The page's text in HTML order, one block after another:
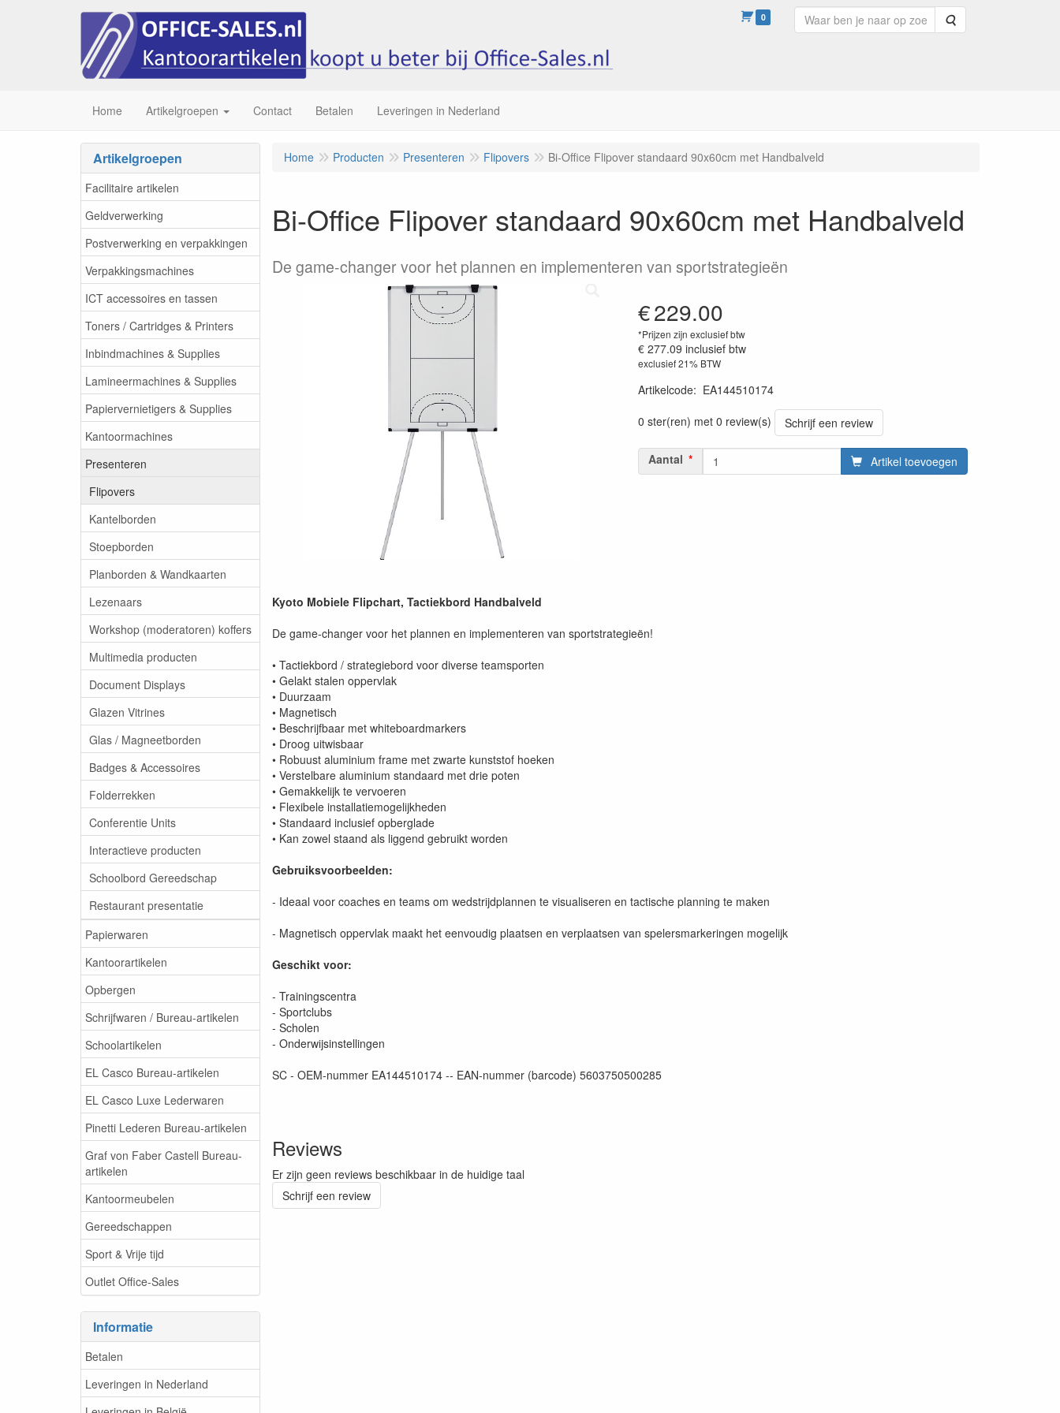
0 Zoeken
Home Artikelgroepen Contact Betalen Leveringen in Nederland
Artikelgroepen
Facilitaire artikelen
Geldverwerking
Postverwerking en verpakkingen
Verpakkingsmachines
ICT accessoires en tassen
Toners / Cartridges & Printers
Inbindmachines & Supplies
Lamineermachines & Supplies
Papiervernietigers & Supplies
Kantoormachines
Presenteren
Flipovers
Kantelborden
Stoepborden
Planborden & Wandkaarten
Lezenaars
Workshop (moderatoren) koffers
Multimedia producten
Document Displays
Glazen Vitrines
Glas / Magneetborden
Badges & Accessoires
Folderrekken
Conferentie Units
Interactieve producten
Schoolbord Gereedschap
Restaurant presentatie
Papierwaren
Kantoorartikelen
Opbergen
Schrijfwaren / Bureau-artikelen
Schoolartikelen
EL Casco Bureau-artikelen
EL Casco Luxe Lederwaren
Pinetti Lederen Bureau-artikelen
Graf von Faber Castell Bureau-
artikelen
Kantoormeubelen
Gereedschappen
Sport & Vrije tijd
Outlet Office-Sales
Informatie
Betalen
Leveringen in Nederland
Home Producten Presenteren Flipovers Bi-Office Flipover standaard 90x60cm met Handbalveld
Bi-Office Flipover standaard 90x60cm met Handbalveld
De game-changer voor het plannen en implementeren van sportstrategieën
€229.00
*Prijzen zijn exclusief btw
€ 277.09 inclusief btw
exclusief 21% BTW
Artikelcode: EA144510174
0 ster(ren) met 0 review(s)
Schrijf een review
Aantal Artikel toevoegen
Kyoto Mobiele Flipchart, Tactiekbord Handbalveld
De game-changer voor het plannen en implementeren van sportstrategieën!
• Tactiekbord / strategiebord voor diverse teamsporten
• Gelakt stalen oppervlak
• Duurzaam
• Magnetisch
• Beschrijfbaar met whiteboardmarkers
• Droog uitwisbaar
• Robuust aluminium frame met zwarte kunststof hoeken
• Verstelbare aluminium standaard met drie poten
• Gemakkelijk te vervoeren
• Flexibele installatiemogelijkheden
• Standaard inclusief opberglade
• Kan zowel staand als liggend gebruikt worden
Gebruiksvoorbeelden:
- Ideaal voor coaches en teams om wedstrijdplannen te visualiseren en tactische planning te maken
- Magnetisch oppervlak maakt het eenvoudig plaatsen en verplaatsen van spelersmarkeringen mogelijk
Geschikt voor:
- Trainingscentra
- Sportclubs
- Scholen
- Onderwijsinstellingen
SC - OEM-nummer EA144510174 -- EAN-nummer (barcode) 5603750500285
Reviews
Er zijn geen reviews beschikbaar in de huidige taal
Schrijf een review